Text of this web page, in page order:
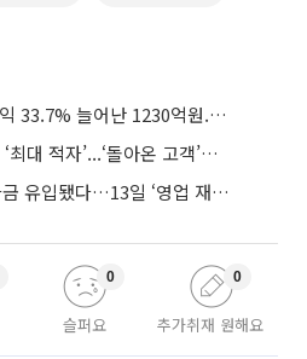
BGF리테일, 상반기 영업익 33.7% 늘어난 1230억원...2분기 영업익 22.3%↑
쿠팡, 3대 악재 속 상반기 ‘최대 적자’...‘돌아온 고객’에 수익성 반등 주목
홈플러스, 2000억 긴급자금 유입됐다…13일 ‘영업 재개’
슬퍼요
0
추가취재 원해요
0